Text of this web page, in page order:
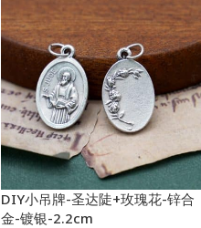
DIY小吊牌-圣达陡+玫瑰花-锌合
金-镀银-2.2cm